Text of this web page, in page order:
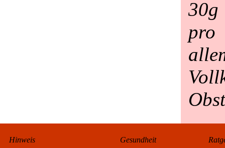
Hinweis
Gesundheit